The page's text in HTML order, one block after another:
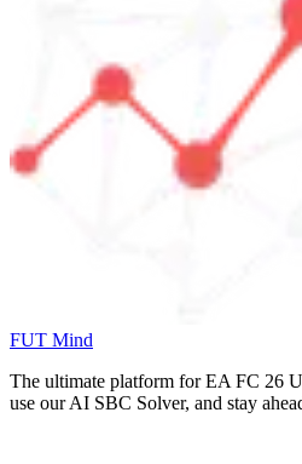
FUT Mind
The ultimate platform for EA FC 26
use our AI SBC Solver, and stay